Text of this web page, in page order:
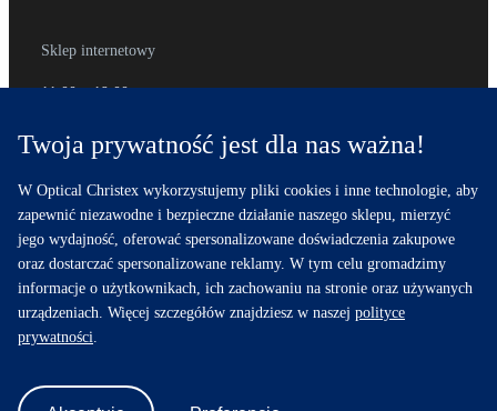
Sklep internetowy
11:00 – 19:00
+48 734 406 511
© 2025 Optical Christex – salon optyczny – optyk – okulary
Gdynia, Gdańsk, Sopot, Trójmiasto – optometria Sopot, Gdynia |
Twoja prywatność jest dla nas ważna!
W Optical Christex wykorzystujemy pliki cookies i inne technologie, aby
zapewnić niezawodne i bezpieczne działanie naszego sklepu, mierzyć
jego wydajność, oferować spersonalizowane doświadczenia zakupowe
oraz dostarczać spersonalizowane reklamy. W tym celu gromadzimy
informacje o użytkownikach, ich zachowaniu na stronie oraz używanych
urządzeniach. Więcej szczegółów znajdziesz w naszej polityce
prywatności.